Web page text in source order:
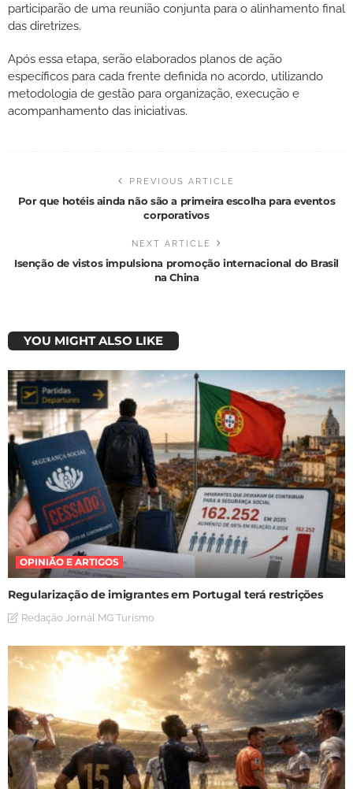
participarão de uma reunião conjunta para o alinhamento final
das diretrizes.
Após essa etapa, serão elaborados planos de ação
específicos para cada frente definida no acordo, utilizando
metodologia de gestão para organização, execução e
acompanhamento das iniciativas.
PREVIOUS ARTICLE
Por que hotéis ainda não são a primeira escolha para eventos
corporativos
NEXT ARTICLE
Isenção de vistos impulsiona promoção internacional do Brasil
na China
YOU MIGHT ALSO LIKE
OPINIÃO E ARTIGOS
Regularização de imigrantes em Portugal terá restrições
Redação Jornal MG Turismo